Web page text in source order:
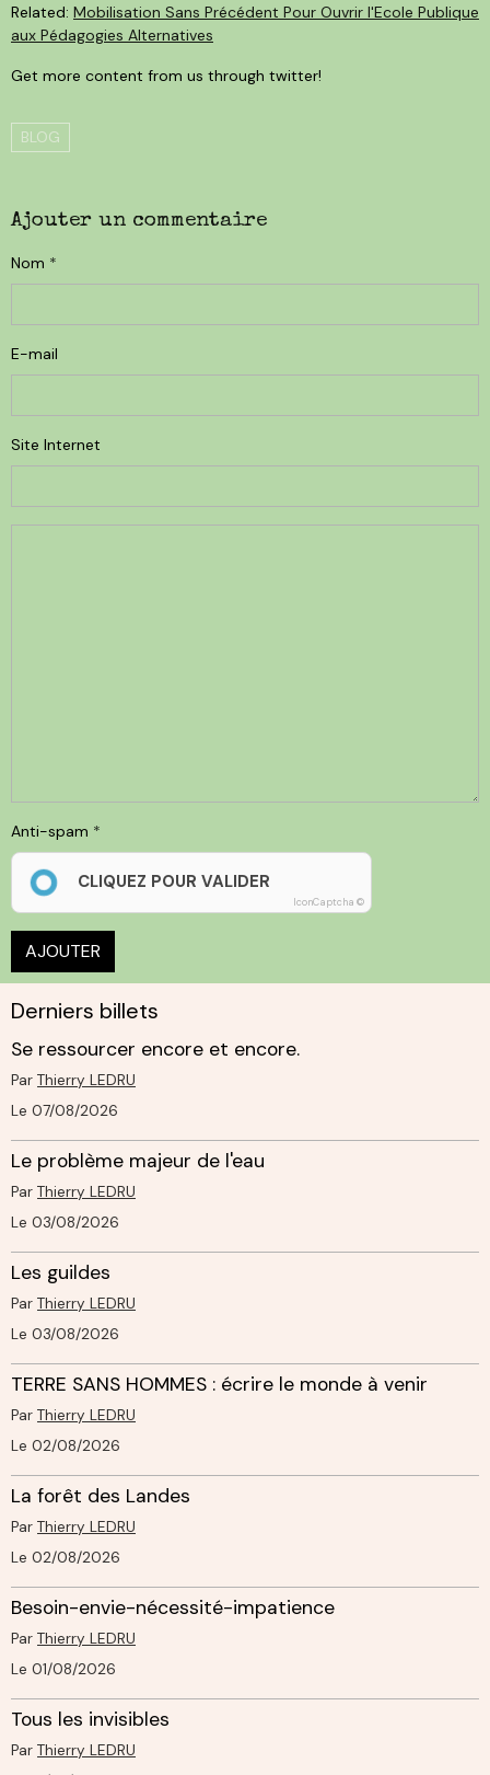
Related: Mobilisation Sans Précédent Pour Ouvrir l'Ecole Publique
aux Pédagogies Alternatives
Get more content from us through twitter!
BLOG
Ajouter un commentaire
Nom
E-mail
Site Internet
Anti-spam
CLIQUEZ POUR VALIDER
IconCaptcha ©
AJOUTER
Derniers billets
Se ressourcer encore et encore.
Par Thierry LEDRU
Le 07/08/2026
Le problème majeur de l'eau
Par Thierry LEDRU
Le 03/08/2026
Les guildes
Par Thierry LEDRU
Le 03/08/2026
TERRE SANS HOMMES : écrire le monde à venir
Par Thierry LEDRU
Le 02/08/2026
La forêt des Landes
Par Thierry LEDRU
Le 02/08/2026
Besoin-envie-nécessité-impatience
Par Thierry LEDRU
Le 01/08/2026
Tous les invisibles
Par Thierry LEDRU